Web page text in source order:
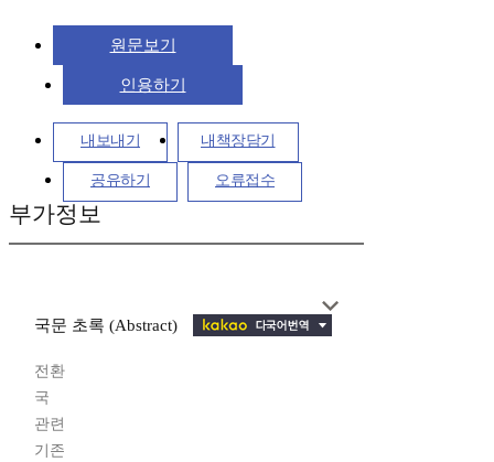
원문보기
인용하기
내보내기 내책장담기
공유하기 오류접수
부가정보
국문 초록 (Abstract)
전환
국
관련
기존